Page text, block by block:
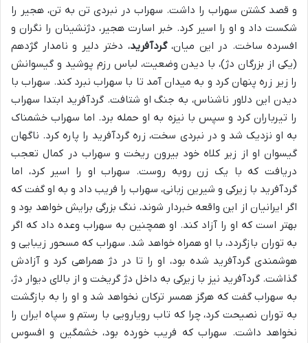
و قصد کشتن سهراب را داشت. سهراب در نبردی تن به تن، هجیر را
شکست داد و او را اسیر کرد. خبر اسارت هجیر، دژنشینان را نگران و
افسرده ساخت. در این میان،گردآفرید، دختر دلیر و نامدار گژدهم
(یکی از بزرگان دژ)، با دیدن وضعیت، لباس رزم پوشید و گیسوانش
را زیر زره پنهان کرد و به میدان آمد تا با سهراب نبرد کند. سهراب با
دیدن این دلاور ناشناس، به جنگ او شتافت. گردآفرید ابتدا سهراب
را تیرباران کرد و سپس با نیزه به او حمله برد. اما سهراب خشمناک
به او نزدیک شد و در نبردی سخت، زره گردآفرید را پاره کرد. ناگهان
گیسوان او از زیر کلاه خود بیرون ریخت و سهراب در کمال تعجب
دریافت که با یک زن روبه روست. سهراب او را اسیر کرد، اما
گردآفرید با زیرکی و شیرین زبانی، سهراب را فریب داد و به او گفت که
اگر ایرانیان از این واقعه خبردار شوند، ننگ بزرگی برایش خواهد بود و
بهتر است که او را آزاد کند. او همچنین به سهراب وعده داد که اگر
به توران بازگردد، با او همراه خواهد شد. سهراب که مسحور زیبایی و
هوشمندی گردآفرید شده بود، او را تا در دژ همراهی کرد و آزادش
گذاشت. گردآفرید نیز با زیرکی به داخل دژ گریخت و از بالای دیوار دژ،
به سهراب گفت که هرگز همسر ترکان نخواهد شد و او را به بازگشت
به توران نصیحت کرد، چرا که تاب رویارویی با رستم و سپاه ایران را
نخواهد داشت. سهراب که فریب خورده بود، خشمگین و افسوس